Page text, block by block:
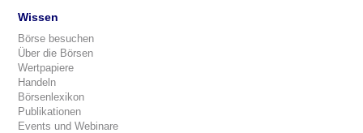
Wissen
Börse besuchen
Über die Börsen
Wertpapiere
Handeln
Börsenlexikon
Publikationen
Events und Webinare